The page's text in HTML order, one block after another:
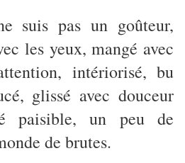
suis pas un goûteur,
les yeux, mangé avec
intériorisé, bu
glissé avec douceur
paisible, un peu de
de brutes.